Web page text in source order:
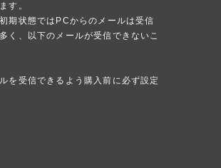
す。
期状態ではPCからのメールは受信
く、以下のメールが受信できないこ
を受信できるよう購入前に必ず設定